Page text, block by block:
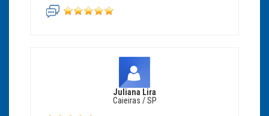
Juliana Lira
Caieiras / SP